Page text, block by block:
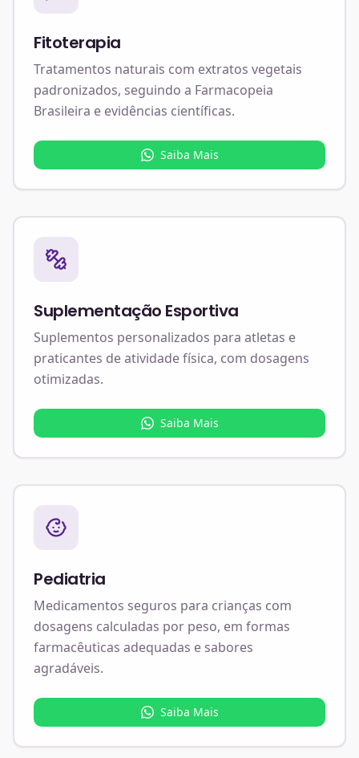
Fitoterapia
Tratamentos naturais com extratos vegetais
padronizados, seguindo a Farmacopeia
Brasileira e evidências científicas.
Saiba Mais
Suplementação Esportiva
Suplementos personalizados para atletas e
praticantes de atividade física, com dosagens
otimizadas.
Saiba Mais
Pediatria
Medicamentos seguros para crianças com
dosagens calculadas por peso, em formas
farmacêuticas adequadas e sabores
agradáveis.
Saiba Mais